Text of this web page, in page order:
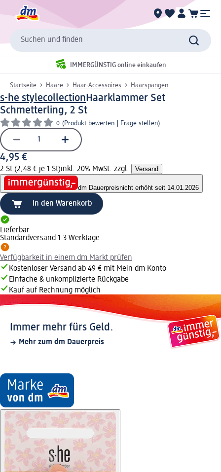
Suchen und finden
IMMERGÜNSTIG online einkaufen
Startseite Haare Haar-Accessoires Haarspangen
s-he stylecollection Haarklammer Set
Schmetterling, 2 St
0 (Produkt bewerten Frage stellen)
4,95 €
2 St (2,48 € je 1 St)inkl. 20% MwSt. zzgl. Versand
dm Dauerpreisnicht erhöht seit 14.01.2026
In den Warenkorb
Lieferbar
Standardversand 1-3 Werktage
Verfügbarkeit in einem dm Markt prüfen
Kostenloser Versand ab 49 € mit Mein dm Konto
Einfache & unkomplizierte Rückgabe
Kauf auf Rechnung möglich
Immer mehr fürs Geld.
Mehr zum dm Dauerpreis